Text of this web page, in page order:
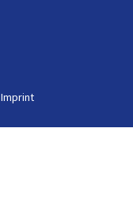
Imprint